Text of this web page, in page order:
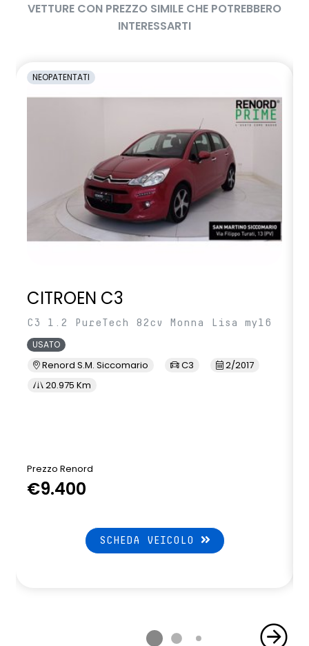
VETTURE CON PREZZO SIMILE CHE POTREBBERO
INTERESSARTI
NEOPATENTATI
CITROEN C3
C3 1.2 PureTech 82cv Monna Lisa my16
USATO
Renord S.M. Siccomario C3
2/2017
20.975 Km
Prezzo Renord
€9.400
SCHEDA VEICOLO